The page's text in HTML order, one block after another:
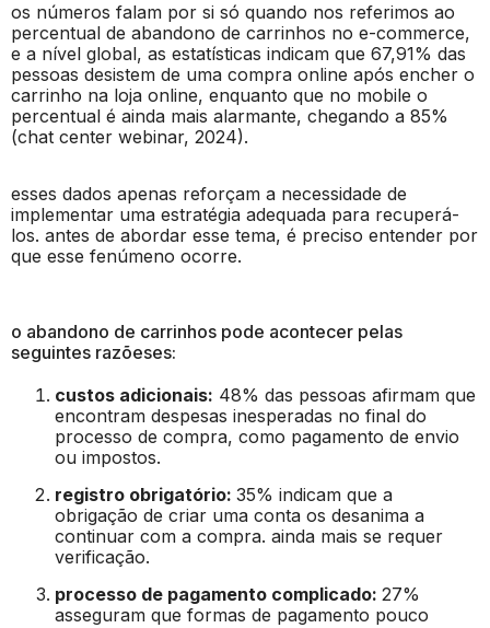
os números falam por si só quando nos referimos ao
percentual de abandono de carrinhos no e-commerce,
e a nível global, as estatísticas indicam que 67,91% das
pessoas desistem de uma compra online após encher o
carrinho na loja online, enquanto que no mobile o
percentual é ainda mais alarmante, chegando a 85%
(chat center webinar, 2024).
esses dados apenas reforçam a necessidade de
implementar uma estratégia adequada para recuperá-
los. antes de abordar esse tema, é preciso entender por
que esse fenúmeno ocorre.
o abandono de carrinhos pode acontecer pelas
seguintes razõeses:
custos adicionais: 48% das pessoas afirmam que
encontram despesas inesperadas no final do
processo de compra, como pagamento de envio
ou impostos.
registro obrigatório: 35% indicam que a
obrigação de criar uma conta os desanima a
continuar com a compra. ainda mais se requer
verificação.
processo de pagamento complicado: 27%
asseguram que formas de pagamento pouco